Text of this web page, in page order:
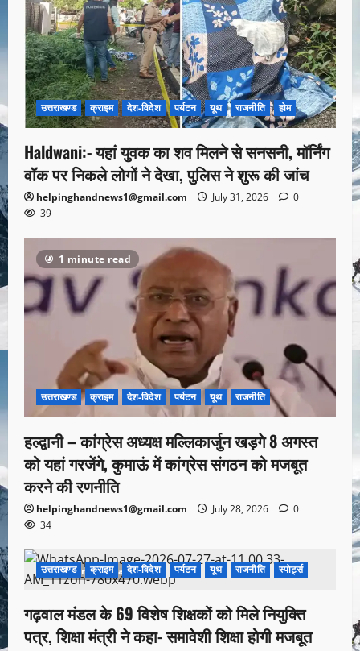
उत्तराखण्ड क्राइम देश-विदेश पर्यटन यूथ राजनीति होम
Haldwani:- यहां युवक का शव मिलने से सनसनी, मॉर्निंग
वॉक पर निकले लोगों ने देखा, पुलिस ने शुरू की जांच
helpinghandnews1@gmail.com July 31, 2026
0
39
1 minute read
उत्तराखण्ड क्राइम देश-विदेश पर्यटन यूथ राजनीति
हल्द्वानी – कांग्रेस अध्यक्ष मल्लिकार्जुन खड़गे 8 अगस्त
को यहां गरजेंगे, कुमाऊं में कांग्रेस संगठन को मजबूत
करने की रणनीति
helpinghandnews1@gmail.com July 28, 2026
0
34
1 minute read
उत्तराखण्ड क्राइम देश-विदेश पर्यटन यूथ राजनीति स्पोर्ट्स
गढ़वाल मंडल के 69 विशेष शिक्षकों को मिले नियुक्ति
पत्र, शिक्षा मंत्री ने कहा- समावेशी शिक्षा होगी मजबूत